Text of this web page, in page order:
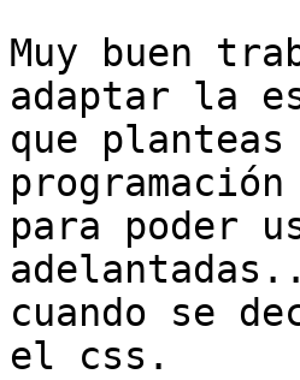
Muy buen
adaptar la
que
para poder
cuando se
el css.